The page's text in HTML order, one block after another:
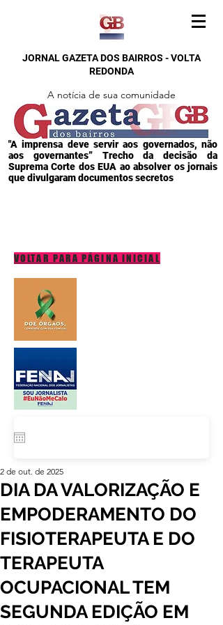
JORNAL GAZETA DOS BAIRROS - VOLTA
REDONDA
A notícia de sua comunidade
"A imprensa deve servir aos governados, não
aos governantes” Trecho da decisão da
Suprema Corte dos EUA ao absolver os jornais
que divulgaram documentos secretos
VOLTAR PARA PÁGINA INICIAL
DIA DA VALORIZAÇÃO E
EMPODERAMENTO DO
FISIOTERAPEUTA E DO
TERAPEUTA
OCUPACIONAL TEM
SEGUNDA EDIÇÃO EM
2 de out. de 2025